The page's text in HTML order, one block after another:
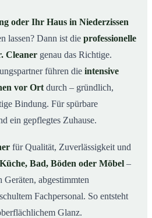
in Niederzissen ab
sinnvoll?
& Umgebung
anfordern
oder Ihr Haus in Niederzissen
lassen? Dann ist die professionelle
Cleaner genau das Richtige.
führen die intensive
vor Ort durch – gründlich,
Bindung. Für spürbare
ein gepflegtes Zuhause.
für Qualität, Zuverlässigkeit und
Küche, Bad, Böden oder Möbel –
abgestimmten
Fachpersonal. So entsteht
Glanz.